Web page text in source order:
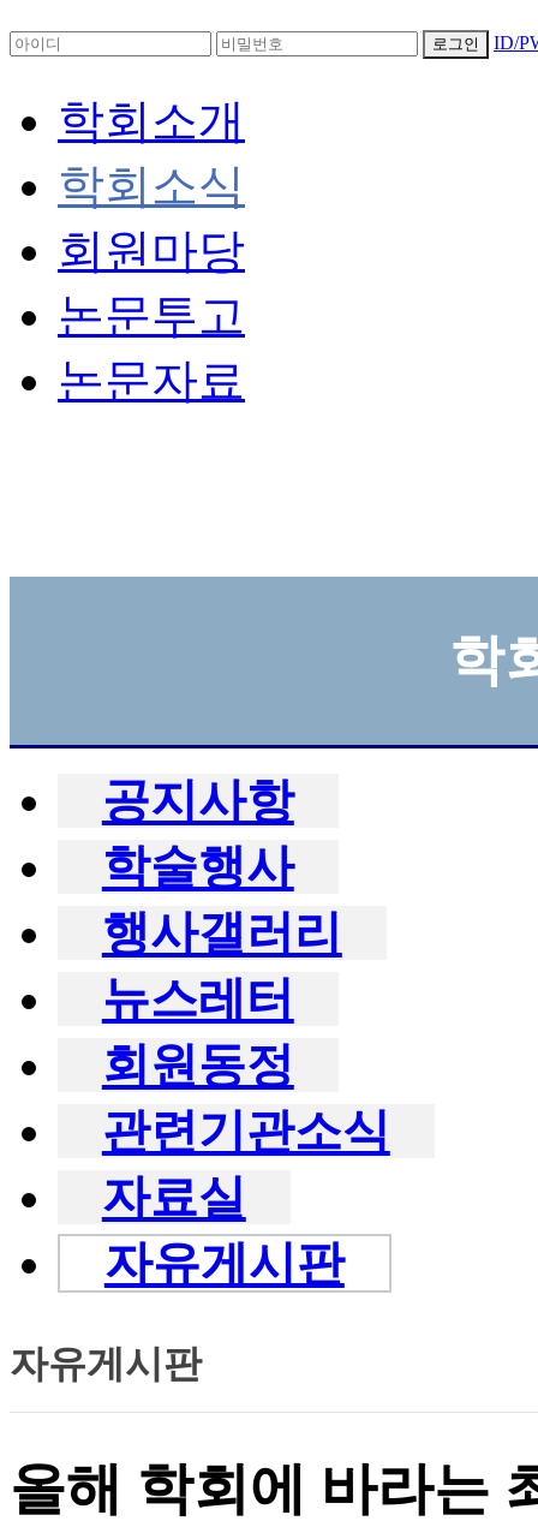
로그인 ID/
학회소개
학회소식
회원마당
논문투고
논문자료
학
공지사항
학술행사
행사갤러리
뉴스레터
회원동정
관련기관소식
자료실
자유게시판
자유게시판
올해 학회에 바라는